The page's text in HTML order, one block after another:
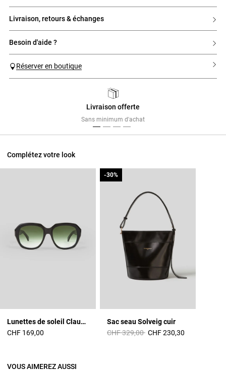
livraison, retours & échanges
besoin d'aide ?
Réserver en boutique
Livraison offerte
Sans minimum d'achat
Complétez votre look
Lunettes de soleil Claudie - Rendel
CHF 169,00
Sac seau Solveig cuir
Prix réduit à partir de
CHF 329,00à
-30%
CHF 230,30
-30%
VOUS AIMEREZ AUSSI